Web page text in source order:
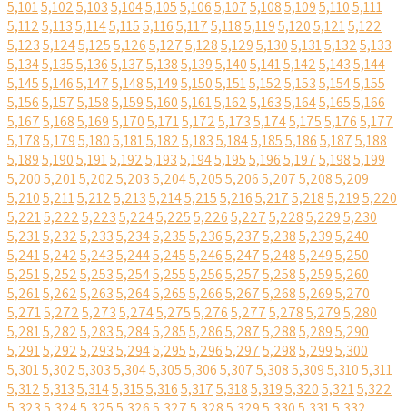
5,1015,1025,1035,1045,1055,1065,1075,1085,1095,1105,111
5,1125,1135,1145,1155,1165,1175,1185,1195,1205,1215,122
5,1235,1245,1255,1265,1275,1285,1295,1305,1315,1325,133
5,1345,1355,1365,1375,1385,1395,1405,1415,1425,1435,144
5,1455,1465,1475,1485,1495,1505,1515,1525,1535,1545,155
5,1565,1575,1585,1595,1605,1615,1625,1635,1645,1655,166
5,1675,1685,1695,1705,1715,1725,1735,1745,1755,1765,177
5,1785,1795,1805,1815,1825,1835,1845,1855,1865,1875,188
5,1895,1905,1915,1925,1935,1945,1955,1965,1975,1985,199
5,2005,2015,2025,2035,2045,2055,2065,2075,2085,209
5,2105,2115,2125,2135,2145,2155,2165,2175,2185,2195,220
5,2215,2225,2235,2245,2255,2265,2275,2285,2295,230
5,2315,2325,2335,2345,2355,2365,2375,2385,2395,240
5,2415,2425,2435,2445,2455,2465,2475,2485,2495,250
5,2515,2525,2535,2545,2555,2565,2575,2585,2595,260
5,2615,2625,2635,2645,2655,2665,2675,2685,2695,270
5,2715,2725,2735,2745,2755,2765,2775,2785,2795,280
5,2815,2825,2835,2845,2855,2865,2875,2885,2895,290
5,2915,2925,2935,2945,2955,2965,2975,2985,2995,300
5,3015,3025,3035,3045,3055,3065,3075,3085,3095,3105,311
5,3125,3135,3145,3155,3165,3175,3185,3195,3205,3215,322